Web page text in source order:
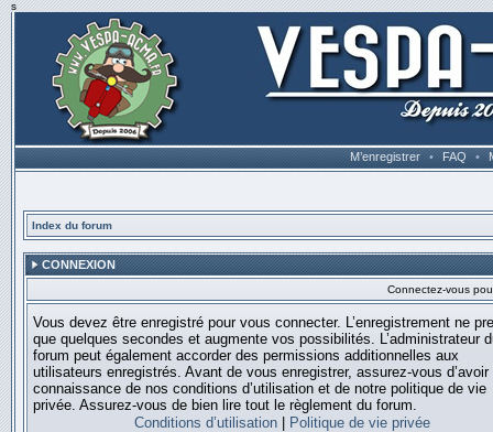
s
M’enregistrer • FAQ •
Index du forum
CONNEXION
Connectez-vous
Vous devez être enregistré pour vous connecter. L’enregistrement ne
que quelques secondes et augmente vos possibilités. L’administrateur
forum peut également accorder des permissions additionnelles aux
utilisateurs enregistrés. Avant de vous enregistrer, assurez-vous d’avoir
connaissance de nos conditions d’utilisation et de notre politique de vie
privée. Assurez-vous de bien lire tout le règlement du forum.
Conditions d’utilisation
Politique de vie privée